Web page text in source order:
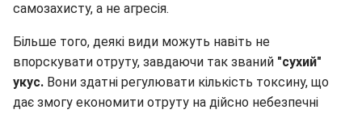
самозахисту, а не агресія.
Більше того, деякі види можуть навіть не
впорскувати отруту, завдаючи так званий "сухий"
укус. Вони здатні регулювати кількість токсину, що
дає змогу економити отруту на дійсно небезпечні